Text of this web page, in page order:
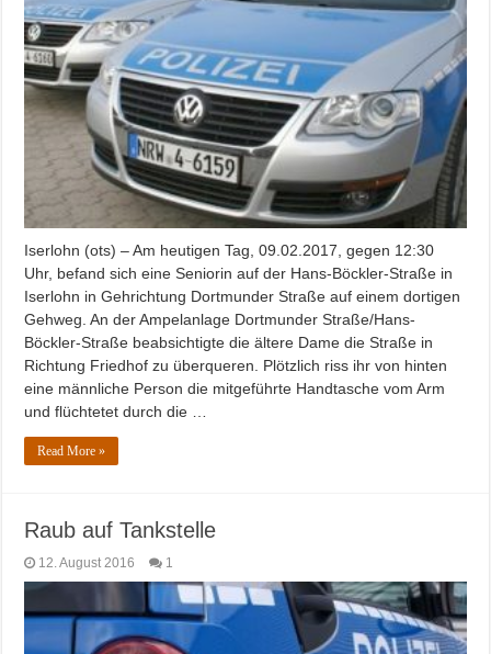
Iserlohn (ots) – Am heutigen Tag, 09.02.2017, gegen 12:30
Uhr, befand sich eine Seniorin auf der Hans-Böckler-Straße in
Iserlohn in Gehrichtung Dortmunder Straße auf einem dortigen
Gehweg. An der Ampelanlage Dortmunder Straße/Hans-
Böckler-Straße beabsichtigte die ältere Dame die Straße in
Richtung Friedhof zu überqueren. Plötzlich riss ihr von hinten
eine männliche Person die mitgeführte Handtasche vom Arm
und flüchtetet durch die …
Read More »
Raub auf Tankstelle
12. August 2016 1